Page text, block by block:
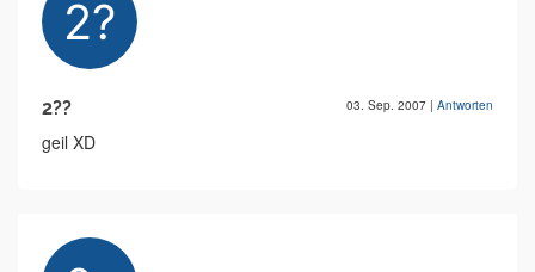
2?? 03. Sep. 2007 | Antworten
geil XD